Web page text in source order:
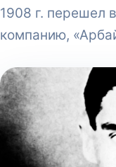
1908 г. перешел
компанию,